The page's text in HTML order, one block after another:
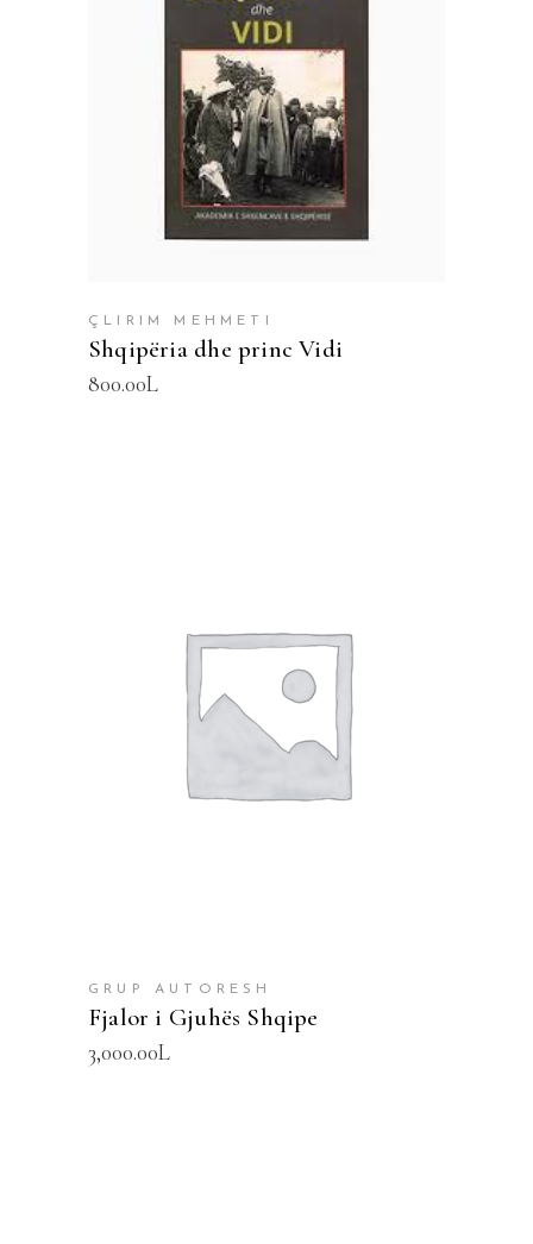
SHTOJE NË SHPORTË
ÇLIRIM MEHMETI
Shqipëria dhe princ Vidi
800.00L
SHTOJE NË SHPORTË
GRUP AUTORESH
Fjalor i Gjuhës Shqipe
3,000.00L